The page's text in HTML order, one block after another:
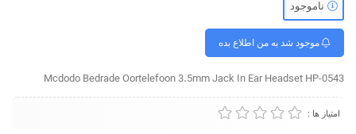
ناموجود
موجود شد به من اطلاع بده
Mcdodo Bedrade Oortelefoon 3.5mm Jack In Ear Headset HP-0543
امتیاز ها :